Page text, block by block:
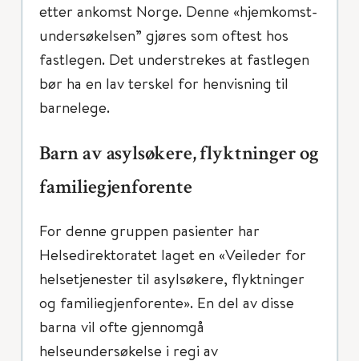
etter ankomst Norge. Denne «hjemkomst-
undersøkelsen” gjøres som oftest hos
fastlegen. Det understrekes at fastlegen
bør ha en lav terskel for henvisning til
barnelege.
Barn av asylsøkere, flyktninger og
familiegjenforente
For denne gruppen pasienter har
Helsedirektoratet laget en «Veileder for
helsetjenester til asylsøkere, flyktninger
og familiegjenforente». En del av disse
barna vil ofte gjennomgå
helseundersøkelse i regi av